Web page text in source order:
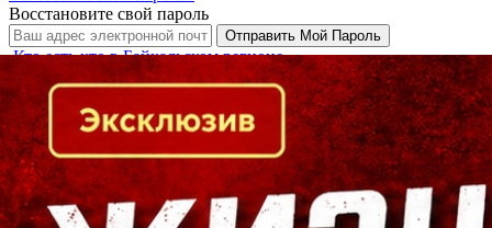
Восстановите свой пароль
Кто есть кто в Байкальском регионе